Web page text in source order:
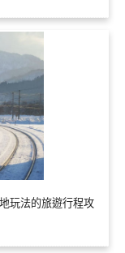
玩法的旅遊行程攻